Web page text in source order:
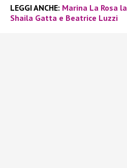
LEGGI ANCHE: Marina La Rosa
Shaila Gatta e Beatrice Luzzi